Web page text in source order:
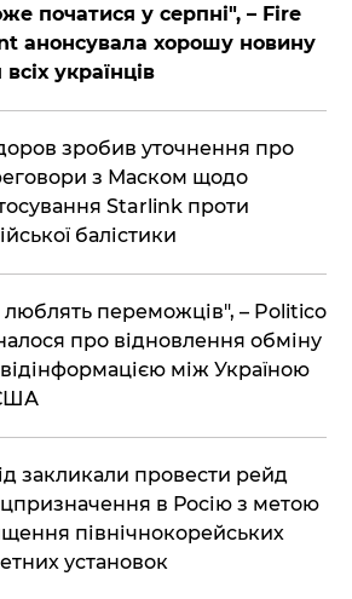
початися у серпні", – Fire
анонсувала хорошу новину
українців
зробив уточнення про
з Маском щодо
Starlink проти
балістики
люблять переможців", – Politico
про відновлення обміну
між Україною
закликали провести рейд
в Росію з метою
північнокорейських
установок